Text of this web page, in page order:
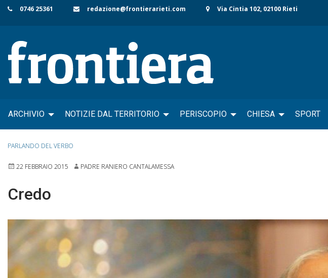
Skip
content
0746 25361 redazione@frontierarieti.com Via Cintia 102, 02100 Rieti
ARCHIVIO NOTIZIE DAL TERRITORIO PERISCOPIO CHIESA SPORT
PARLANDO DEL VERBO
22 FEBBRAIO 2015 PADRE RANIERO CANTALAMESSA
Credo